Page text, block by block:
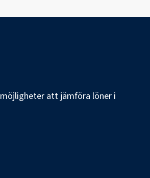
att jämföra löner i